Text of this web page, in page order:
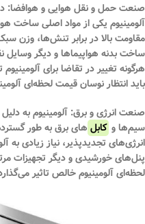
صنعت حمل و نقل هوایی و هوافضا:
آلومینیوم یکی از مواد اصلی ساخت
مقاومت بالا در برابر تنش‌ها،
ساخت بدنه هواپیماها و دیگر وسایل
هرگونه تغییر در تقاضا برای
باید انتظار نوسان قیمت لحظه‌ای
صنعت انرژی و برق: آلومینیوم به
سیم‌ها و کابل ‌های برق به طور
انرژی‌های تجدیدپذیر، نیاز زیادی به
پنل‌های خورشیدی و دیگر تجهیزات
لحظه‌ای آلومینیوم خالص تاثیر